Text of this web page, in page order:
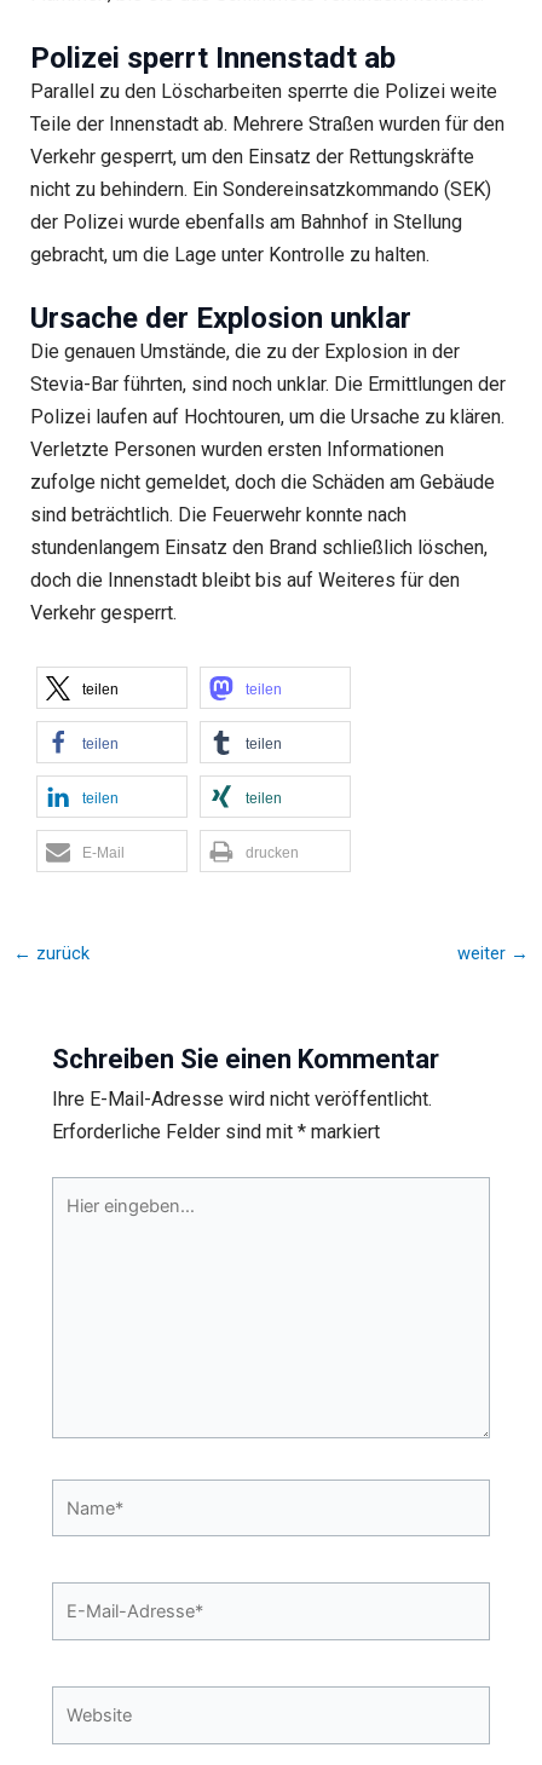
Polizei sperrt Innenstadt ab
Parallel zu den Löscharbeiten sperrte die Polizei weite
Teile der Innenstadt ab. Mehrere Straßen wurden für den
Verkehr gesperrt, um den Einsatz der Rettungskräfte
nicht zu behindern. Ein Sondereinsatzkommando (SEK)
der Polizei wurde ebenfalls am Bahnhof in Stellung
gebracht, um die Lage unter Kontrolle zu halten.
Ursache der Explosion unklar
Die genauen Umstände, die zu der Explosion in der
Stevia-Bar führten, sind noch unklar. Die Ermittlungen der
Polizei laufen auf Hochtouren, um die Ursache zu klären.
Verletzte Personen wurden ersten Informationen
zufolge nicht gemeldet, doch die Schäden am Gebäude
sind beträchtlich. Die Feuerwehr konnte nach
stundenlangem Einsatz den Brand schließlich löschen,
doch die Innenstadt bleibt bis auf Weiteres für den
Verkehr gesperrt.
teilen teilen
teilen teilen
teilen teilen
E-Mail drucken
← zurück weiter →
Schreiben Sie einen Kommentar
Ihre E-Mail-Adresse wird nicht veröffentlicht.
Erforderliche Felder sind mit *markiert